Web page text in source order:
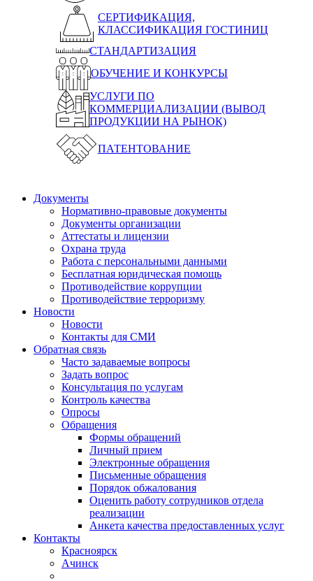
СЕРТИФИКАЦИЯ,
КЛАССИФИКАЦИЯ ГОСТИНИЦ
СТАНДАРТИЗАЦИЯ
ОБУЧЕНИЕ И КОНКУРСЫ
УСЛУГИ ПО
КОММЕРЦИАЛИЗАЦИИ (ВЫВОД
ПРОДУКЦИИ НА РЫНОК)
ПАТЕНТОВАНИЕ
Документы
Нормативно-правовые документы
Документы организации
Аттестаты и лицензии
Охрана труда
Работа с персональными данными
Бесплатная юридическая помощь
Противодействие коррупции
Противодействие терроризму
Новости
Новости
Контакты для СМИ
Обратная связь
Часто задаваемые вопросы
Задать вопрос
Консультация по услугам
Контроль качества
Опросы
Обращения
Формы обращений
Личный прием
Электронные обращения
Письменные обращения
Порядок обжалования
Оценить работу сотрудников отдела
реализации
Анкета качества предоставленных услуг
Контакты
Красноярск
Ачинск